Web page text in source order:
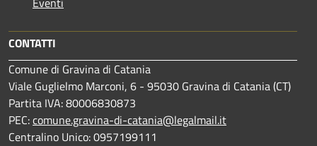
CONTATTI
Comune di Gravina di Catania
Viale Guglielmo Marconi, 6 - 95030 Gravina di Catania (CT)
Partita IVA: 80006830873
PEC:comune.gravina-di-catania@legalmail.it
Centralino Unico: 0957199111